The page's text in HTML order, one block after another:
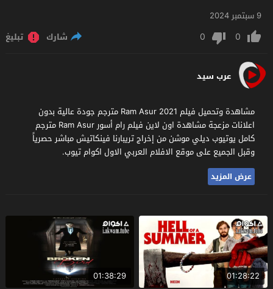
9 سبتمبر 2024
0
0 شارك تبليغ
عرب سيد
مشاهدة وتحميل فيلم Ram Asur 2021 مترجم جودة عالية بدون
اعلانات مزعجة مشاهدة اون لاين فيلم رام أسور Ram Asur مترجم
كامل يوتيوب ديلي موشن من إخراج تريبارنا فينكاتيش مباشر حصرياً
وقبل الجميع على موقع الافلام العربي الاول اكوام تيوب.
عرض المزيد
01:28:22
01:38:29